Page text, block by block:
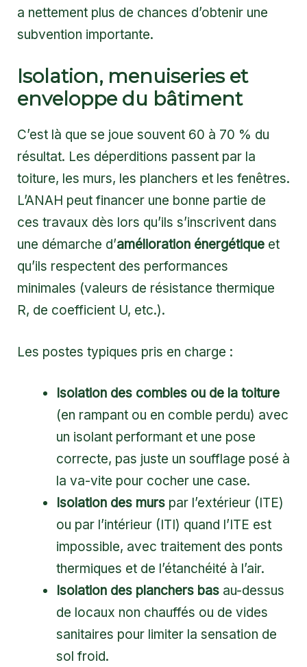
a nettement plus de chances d’obtenir une
subvention importante.
Isolation, menuiseries et
enveloppe du bâtiment
C’est là que se joue souvent 60 à 70 % du
résultat. Les déperditions passent par la
toiture, les murs, les planchers et les fenêtres.
L’ANAH peut financer une bonne partie de
ces travaux dès lors qu’ils s’inscrivent dans
une démarche d’amélioration énergétique et
qu’ils respectent des performances
minimales (valeurs de résistance thermique
R, de coefficient U, etc.).
Les postes typiques pris en charge :
Isolation des combles ou de la toiture
(en rampant ou en comble perdu) avec
un isolant performant et une pose
correcte, pas juste un soufflage posé à
la va-vite pour cocher une case.
Isolation des murs par l’extérieur (ITE)
ou par l’intérieur (ITI) quand l’ITE est
impossible, avec traitement des ponts
thermiques et de l’étanchéité à l’air.
Isolation des planchers bas au-dessus
de locaux non chauffés ou de vides
sanitaires pour limiter la sensation de
sol froid.